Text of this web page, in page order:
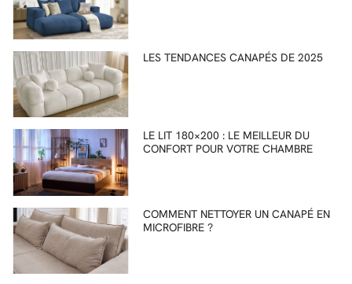
LES TENDANCES CANAPÉS DE 2025
LE LIT 180×200 : LE MEILLEUR DU
CONFORT POUR VOTRE CHAMBRE
COMMENT NETTOYER UN CANAPÉ EN
MICROFIBRE ?